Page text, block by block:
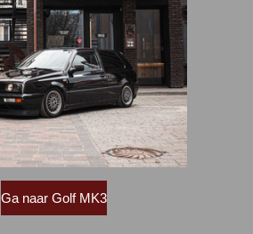
Ga naar Golf MK3